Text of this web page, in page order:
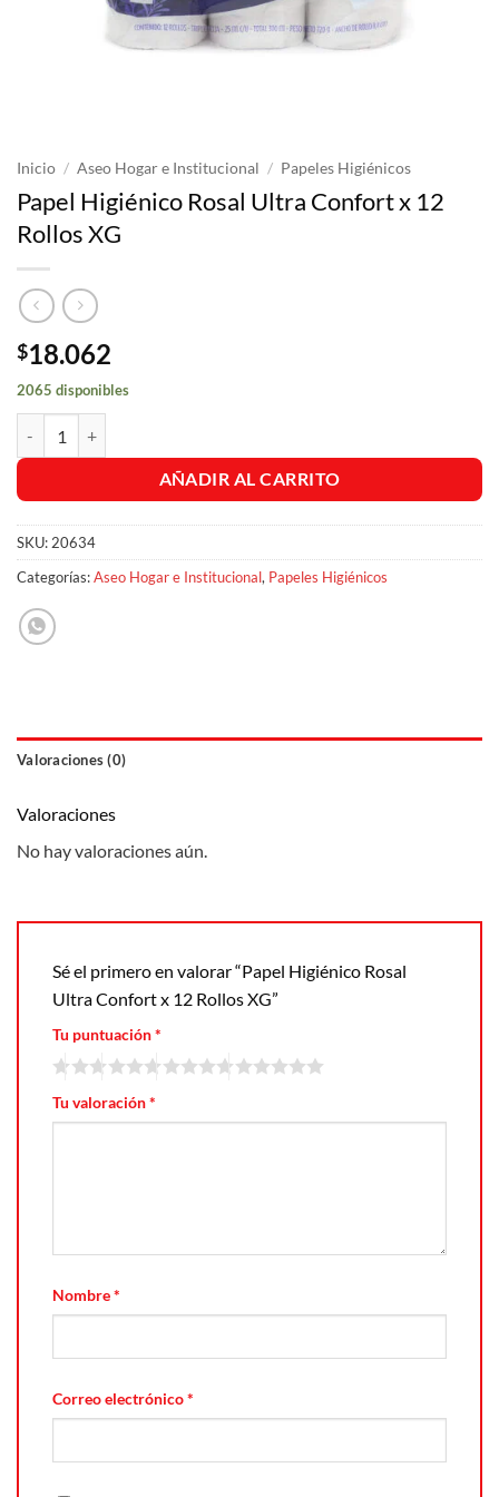
Inicio / Aseo Hogar e Institucional / Papeles Higiénicos
Papel Higiénico Rosal Ultra Confort x 12
Rollos XG
$18.062
2065 disponibles
AÑADIR AL CARRITO
SKU: 20634
Categorías:Aseo Hogar e Institucional, Papeles Higiénicos
Valoraciones (0)
Valoraciones
No hay valoraciones aún.
Sé el primero en valorar “Papel Higiénico Rosal
Ultra Confort x 12 Rollos XG”
Tu puntuación*
Tu valoración*
Nombre*
Correo electrónico*